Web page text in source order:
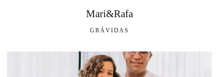
Mari&Rafa
GRÁVIDAS